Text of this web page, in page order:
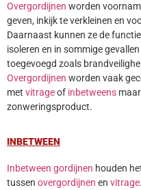
Overgordijnen worden
geven, inkijk te verkleinen en
Daarnaast kunnen ze de
isoleren en in sommige
toegevoegd zoals
Overgordijnen worden vaak
met vitrageof inbetweens
zonweringsproduct.
INBETWEEN
Inbetween gordijnen houden
tussen overgordijnen en vitrage.